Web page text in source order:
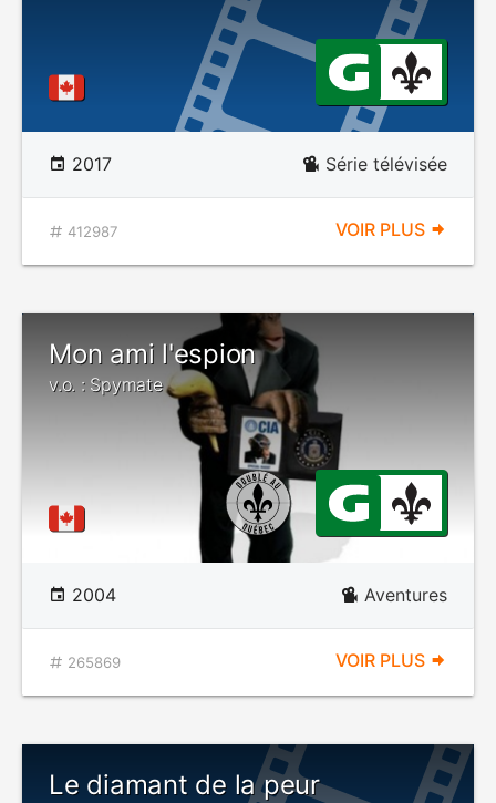
2017 Série télévisée
412987 VOIR PLUS
Mon ami l'espion
v.o. : Spymate
2004 Aventures
265869 VOIR PLUS
Le diamant de la peur